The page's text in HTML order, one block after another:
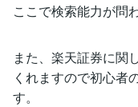
ここで検索能力が問
また、楽天証券に関
くれますので初心者
す。